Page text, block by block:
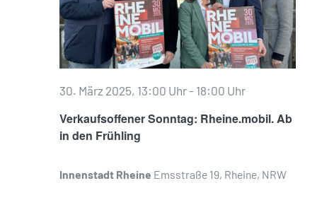
Verkaufsoffener Sonntag: Rheine.mobil. Ab
in den Frühling
30. März 2025, 13:00 Uhr- 18:00 Uhr
Innenstadt Rheine Emsstraße 19, Rheine, NRW